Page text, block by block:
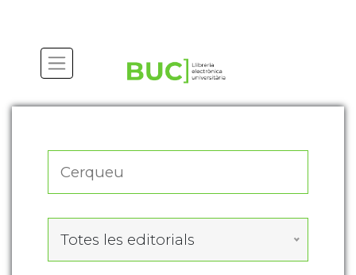
Totes les editorials